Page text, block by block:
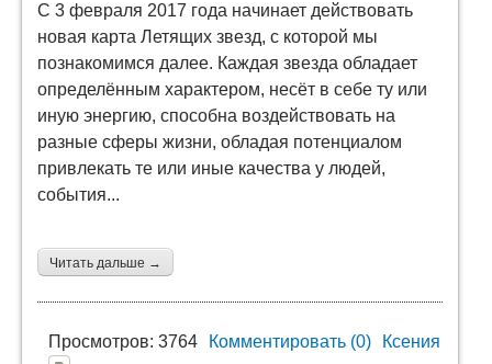
С 3 февраля 2017 года начинает действовать
новая карта Летящих звезд, с которой мы
познакомимся далее. Каждая звезда обладает
определённым характером, несёт в себе ту или
иную энергию, способна воздействовать на
разные сферы жизни, обладая потенциалом
привлекать те или иные качества у людей,
события...
Читать дальше →
Просмотров: 3764 Комментировать (0) Ксения